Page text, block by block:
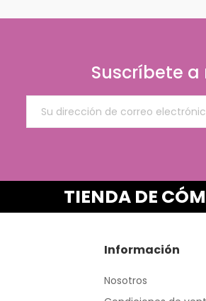
Suscríbete
TIENDA DE
Información
Nosotros